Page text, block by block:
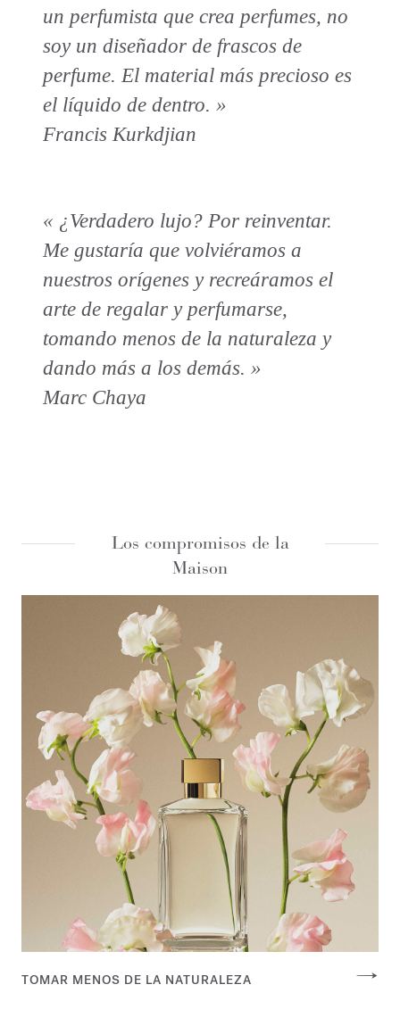
un perfumista que crea perfumes, no
soy un diseñador de frascos de
perfume. El material más precioso es
el líquido de dentro. »
Francis Kurkdjian
« ¿Verdadero lujo? Por reinventar.
Me gustaría que volviéramos a
nuestros orígenes y recreáramos el
arte de regalar y perfumarse,
tomando menos de la naturaleza y
dando más a los demás. »
Marc Chaya
Los compromisos de la
Maison
TOMAR MENOS DE LA NATURALEZA